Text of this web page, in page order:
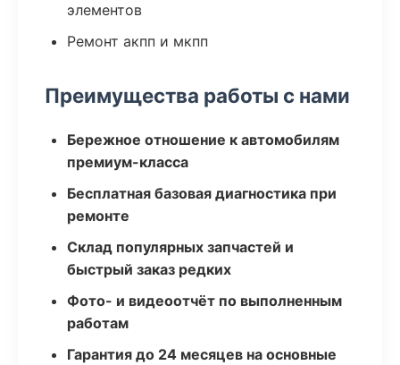
элементов
Ремонт акпп и мкпп
Преимущества работы с нами
Бережное отношение к автомобилям
премиум-класса
Бесплатная базовая диагностика при
ремонте
Склад популярных запчастей и
быстрый заказ редких
Фото- и видеоотчёт по выполненным
работам
Гарантия до 24 месяцев на основные